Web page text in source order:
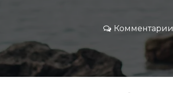
Комментарии